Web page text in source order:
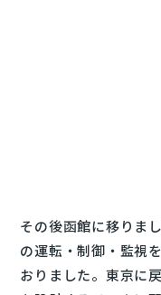
その後函館に移りま
の運転・制御・監視
おりました。東京に